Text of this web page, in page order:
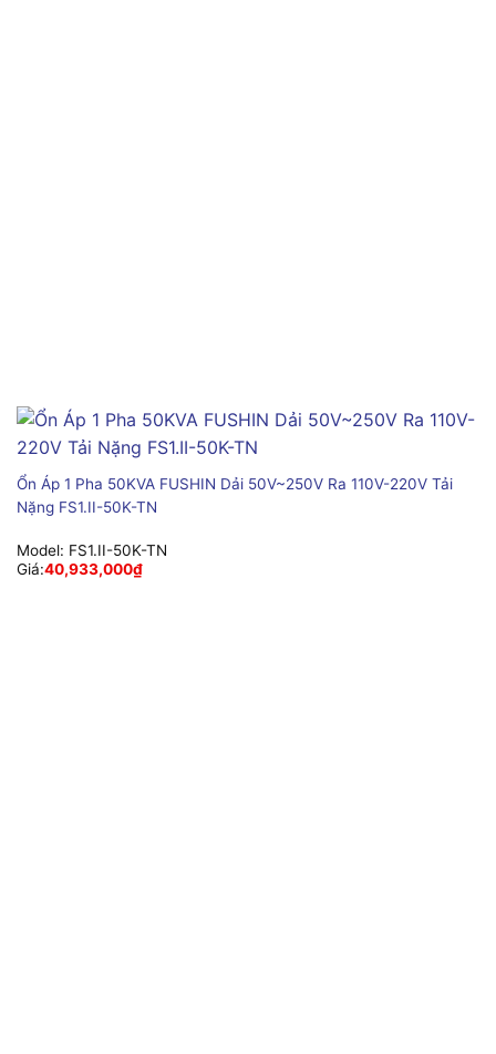
Ổn Áp 1 Pha 50KVA FUSHIN Dải 50V~250V Ra 110V-220V Tải
Nặng FS1.II-50K-TN
Model: FS1.II-50K-TN
Giá:40,933,000₫